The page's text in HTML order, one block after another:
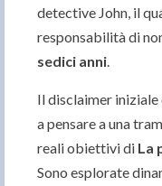
detective John, il
responsabilità di
sedici anni.
Il disclaimer
a pensare a una
reali obiettivi di La
Sono esplorate